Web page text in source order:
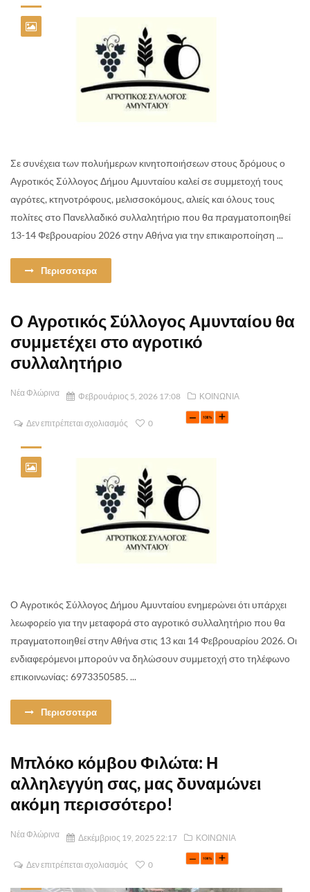
Σε συνέχεια των πολυήμερων κινητοποιήσεων στους δρόμους ο
Αγροτικός Σύλλογος Δήμου Αμυνταίου καλεί σε συμμετοχή τους
αγρότες, κτηνοτρόφους, μελισσοκόμους, αλιείς και όλους τους
πολίτες στο Πανελλαδικό συλλαλητήριο που θα πραγματοποιηθεί
13-14 Φεβρουαρίου 2026 στην Αθήνα για την επικαιροποίηση ...
Περισσοτερα
Ο Αγροτικός Σύλλογος Αμυνταίου θα
συμμετέχει στο αγροτικό
συλλαλητήριο
Νέα Φλώρινα Φεβρουάριος 5, 2026 17:08 ΚΟΙΝΩΝΙΑ
Δεν επιτρέπεται σχολιασμός 0
Ο Αγροτικός Σύλλογος Δήμου Αμυνταίου ενημερώνει ότι υπάρχει
λεωφορείο για την μεταφορά στο αγροτικό συλλαλητήριο που θα
πραγματοποιηθεί στην Αθήνα στις 13 και 14 Φεβρουαρίου 2026. Οι
ενδιαφερόμενοι μπορούν να δηλώσουν συμμετοχή στο τηλέφωνο
επικοινωνίας: 6973350585. ...
Περισσοτερα
Μπλόκο κόμβου Φιλώτα: Η
αλληλεγγύη σας, μας δυναμώνει
ακόμη περισσότερο!
Νέα Φλώρινα Δεκέμβριος 19, 2025 22:17 ΚΟΙΝΩΝΙΑ
Δεν επιτρέπεται σχολιασμός 0